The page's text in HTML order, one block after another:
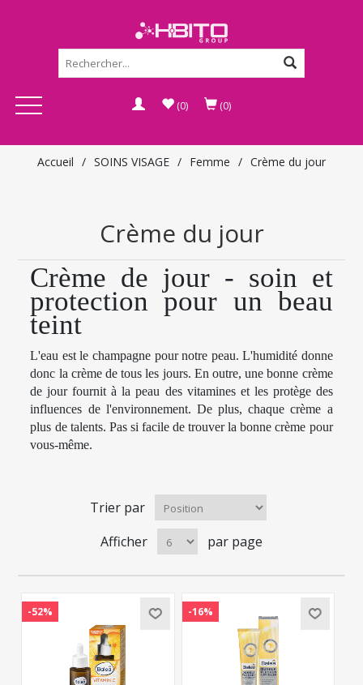
(0) (0)
Accueil / SOINS VISAGE / Femme / Crème du jour
Crème du jour
Crème de jour - soin et
protection pour un beau
teint
L'eau est le champagne pour notre peau. L'humidité donne
donc la crème de tous les jours. En outre, une bonne crème
de jour fournit à la peau des vitamines et les protège des
influences de l'environnement. De plus, chaque crème a
plus de talents. Pas si facile de trouver la bonne crème pour
vous-même.
Trier par
Afficher
par page
-52% -16%